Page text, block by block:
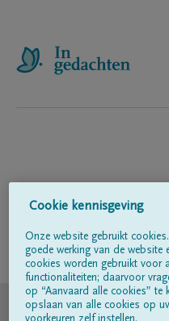
Volg ons op
©
Cookie kennisgeving
Onze website gebruikt
goede werking van de website
cookies worden gebruikt voor
functionaliteiten; daarvoor
op “Aanvaard alle cookies” te
opslaan van alle cookies op